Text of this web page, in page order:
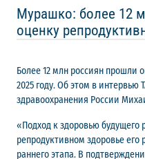
Мурашко: более 12
оценку
Более 12 млн россиян прошли
2025 году. Об этом в интервью
здравоохранения России
«Подход к здоровью будущего
репродуктивном здоровье его
раннего этапа. В